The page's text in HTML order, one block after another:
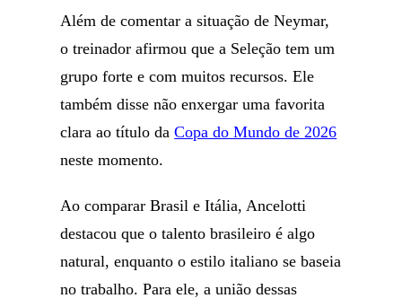
Além de comentar a situação de Neymar,
o treinador afirmou que a Seleção tem um
grupo forte e com muitos recursos. Ele
também disse não enxergar uma favorita
clara ao título daCopa do Mundo de 2026
neste momento.
Ao comparar Brasil e Itália, Ancelotti
destacou que o talento brasileiro é algo
natural, enquanto o estilo italiano se baseia
no trabalho. Para ele, a união dessas